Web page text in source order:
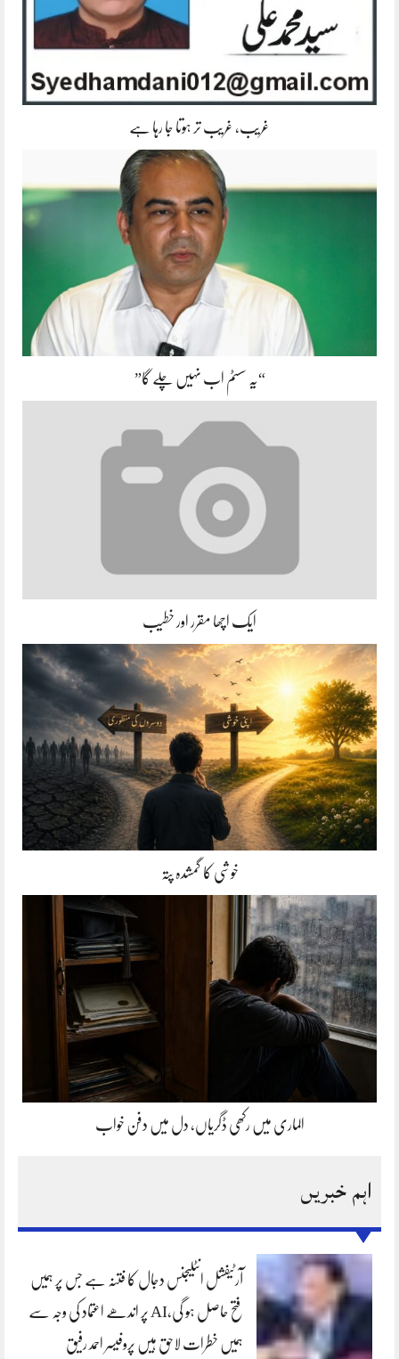
غریب، غریب تر ہوتا جا رہا ہے
“یہ سسٹم اب نہیں چلے گا”
ایک اچھا مقرر اور خطیب
خوشی کا گمشدہ پتہ
الماری میں رکھی ڈگریاں، دل میں دفن خواب
اہم خبریں
آرٹیفشل انٹلیجنس دجال کا فتنہ ہے جس پر ہمیں
فتح حاصل ہو گی،AI پر اندھے اعتماد کی وجہ سے
ہمیں خطرات لاحق ہیں پروفیسر احمد رفیق